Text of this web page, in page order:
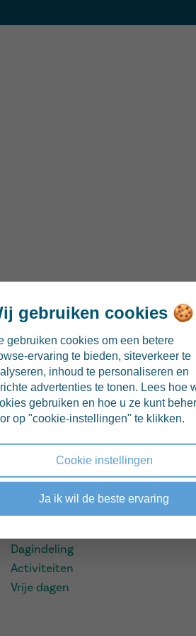
vol energie en enthousiasme
ze het beste van zichzelf.
talent!
Handige links
Dagindeling
Activiteiten
Vrije dagen
gebruiken cookies 🍪
gebruiken cookies om een betere
ervaring te bieden, siteverkeer te
inhoud te personaliseren en
advertenties te tonen. Lees hoe
gebruiken en hoe u ze kunt
op "cookie-instellingen" te klikken.
Cookie instellingen
Ja ik wil de beste ervaring